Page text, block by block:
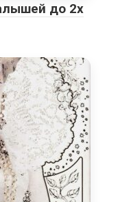
до 2х